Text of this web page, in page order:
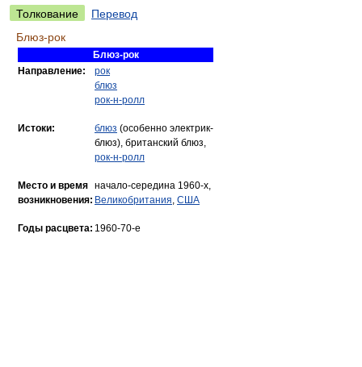
Толкование
Перевод
Блюз-рок
Блюз-рок
Направление:
рок
блюз
рок-н-ролл
Истоки: блюз (особенно электрик-
блюз), британский блюз,
рок-н-ролл
Место и время
возникновения:
начало-середина 1960-х,
Великобритания, США
Годы расцвета: 1960-70-е